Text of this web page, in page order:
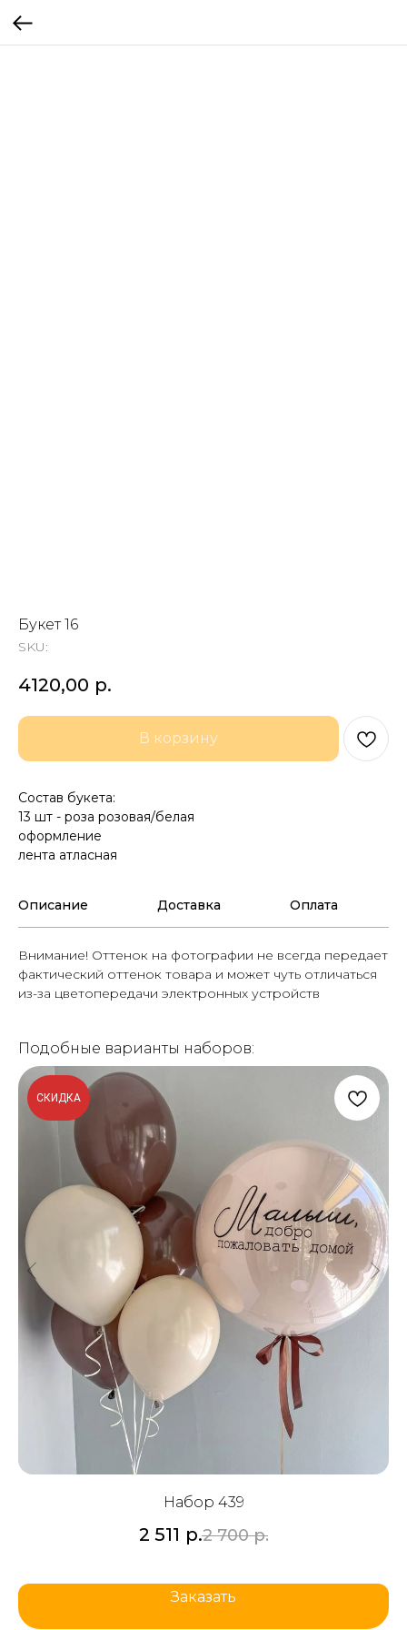
Букет 16
SKU:
4120,00 р.
В корзину
Состав букета:
13 шт - роза розовая/белая
оформление
лента атласная
Описание Доставка Оплата
Внимание! Оттенок на фотографии не всегда передает
фактический оттенок товара и может чуть отличаться
из-за цветопередачи электронных устройств
Подобные варианты наборов:
СКИДКА
Набор 439
2 511 р.2 700 р.
Заказать